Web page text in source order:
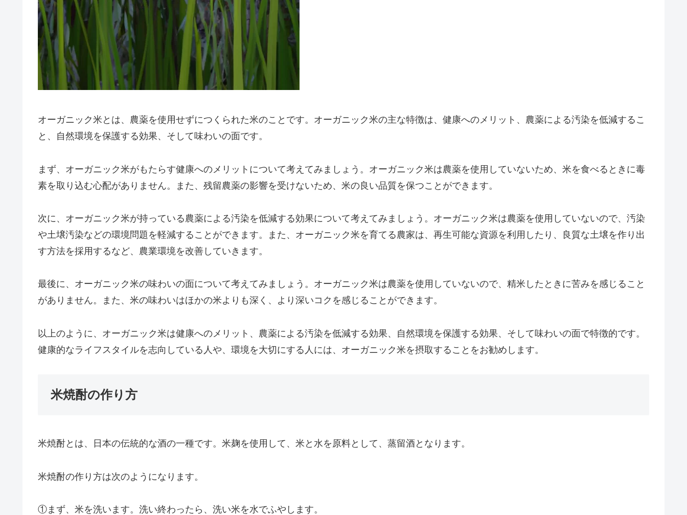
オーガニック米とは、農薬を使用せずにつくられた米のことです。オーガニック米の主な特徴は、健康へのメリット、農薬による汚染を低減するこ
と、自然環境を保護する効果、そして味わいの面です。
まず、オーガニック米がもたらす健康へのメリットについて考えてみましょう。オーガニック米は農薬を使用していないため、米を食べるときに毒
素を取り込む心配がありません。また、残留農薬の影響を受けないため、米の良い品質を保つことができます。
次に、オーガニック米が持っている農薬による汚染を低減する効果について考えてみましょう。オーガニック米は農薬を使用していないので、汚染
や土壌汚染などの環境問題を軽減することができます。また、オーガニック米を育てる農家は、再生可能な資源を利用したり、良質な土壌を作り出
す方法を採用するなど、農業環境を改善していきます。
最後に、オーガニック米の味わいの面について考えてみましょう。オーガニック米は農薬を使用していないので、精米したときに苦みを感じること
がありません。また、米の味わいはほかの米よりも深く、より深いコクを感じることができます。
以上のように、オーガニック米は健康へのメリット、農薬による汚染を低減する効果、自然環境を保護する効果、そして味わいの面で特徴的です。
健康的なライフスタイルを志向している人や、環境を大切にする人には、オーガニック米を摂取することをお勧めします。
米焼酎の作り方
米焼酎とは、日本の伝統的な酒の一種です。米麹を使用して、米と水を原料として、蒸留酒となります。
米焼酎の作り方は次のようになります。
①まず、米を洗います。洗い終わったら、洗い米を水でふやします。